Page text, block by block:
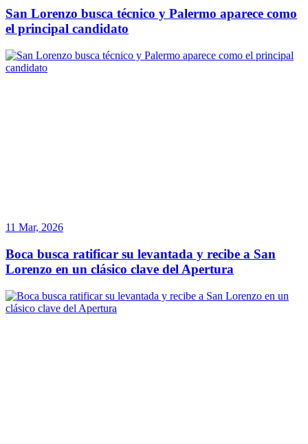
San Lorenzo busca técnico y Palermo aparece como
el principal candidato
11 Mar, 2026
Boca busca ratificar su levantada y recibe a San
Lorenzo en un clásico clave del Apertura